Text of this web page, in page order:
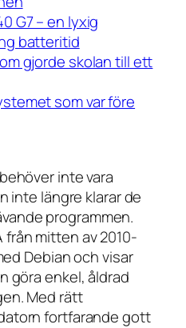
G7 – en lyxig
batteritid
gjorde skolan till ett
som var före
inte vara
inte längre klarar de
programmen.
från mitten av 2010-
Debian och visar
göra enkel, åldrad
Med rätt
fortfarande gott